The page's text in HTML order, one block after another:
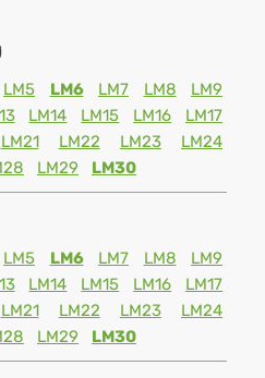
LM5 LM6 LM7 LM8
LM9
LM14 LM15 LM16
LM17
LM21 LM22 LM23
LM24
LM29 LM30
LM5 LM6 LM7 LM8
LM9
LM14 LM15 LM16
LM17
LM21 LM22 LM23
LM24
LM29 LM30